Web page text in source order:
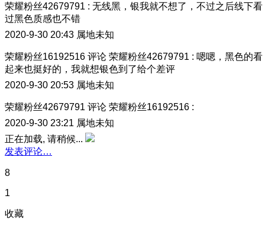
荣耀粉丝42679791 : 无线黑，银我就不想了，不过之后线下看
过黑色质感也不错
2020-9-30 20:43 属地未知
荣耀粉丝16192516 评论 荣耀粉丝42679791 : 嗯嗯，黑色的看
起来也挺好的，我就想银色到了给个差评
2020-9-30 20:53 属地未知
荣耀粉丝42679791 评论 荣耀粉丝16192516 :
2020-9-30 23:21 属地未知
正在加载, 请稍候...
发表评论…
8
1
收藏